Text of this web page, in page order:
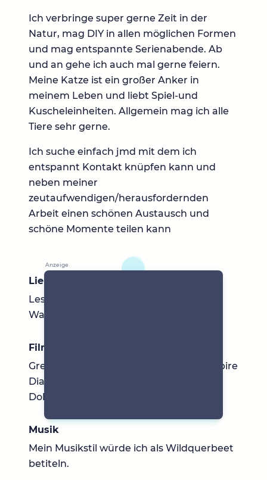
Ich verbringe super gerne Zeit in der
Natur, mag DIY in allen möglichen Formen
und mag entspannte Serienabende. Ab
und an gehe ich auch mal gerne feiern.
Meine Katze ist ein großer Anker in
meinem Leben und liebt Spiel-und
Kuscheleinheiten. Allgemein mag ich alle
Tiere sehr gerne.
Ich suche einfach jmd mit dem ich
entspannt Kontakt knüpfen kann und
neben meiner
zeutaufwendigen/herausfordernden
Arbeit einen schönen Austausch und
schöne Momente teilen kann
Lieblingsbücher
Lese viele romantische Geschichten auf
Wattpad.
Filme & Serien
Greys Anatomy, Pretty Little Liars, Vampire
Diarys...mag aber auch TrueCrime und
Dokumentationen
Musik
Mein Musikstil würde ich als Wildquerbeet
betiteln.